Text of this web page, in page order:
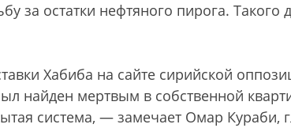
за остатки нефтяного пирога.
Хабиба на сайте сирийской
найден мертвым в собственной
система, — замечает Омар Кураби,